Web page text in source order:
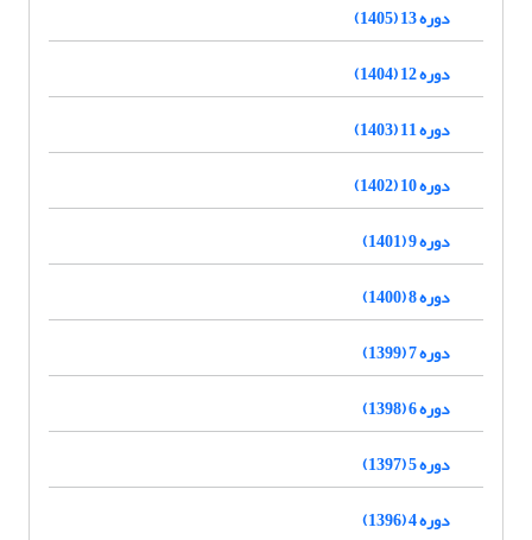
دوره 13 (1405)
دوره 12 (1404)
دوره 11 (1403)
دوره 10 (1402)
دوره 9 (1401)
دوره 8 (1400)
دوره 7 (1399)
دوره 6 (1398)
دوره 5 (1397)
دوره 4 (1396)